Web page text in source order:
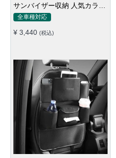
サンバイザー収納 人気カラー
実用 おしゃれ レシート カー
全車種対応
¥ 3,440 (税込)